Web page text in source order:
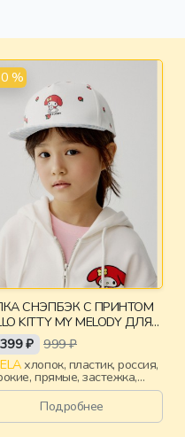
%
СНЭПБЭК С ПРИНТОМ
KITTY MY MELODY ДЛЯ
399 ₽ 999 ₽
хлопок, пластик, россия,
прямые, застежка,
девочки, дети
Подробнее